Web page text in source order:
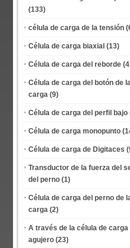
(133)
célula de carga de la tensión
Célula de carga biaxial (13)
Célula de carga del reborde
Célula de carga del botón de
carga (9)
Célula de carga del perfil bajo
Célula de carga monopunto
Célula de carga de Digitaces
Transductor de la fuerza del
del perno (1)
Célula de carga del perno de
carga (2)
A través de la célula de carga
agujero (23)